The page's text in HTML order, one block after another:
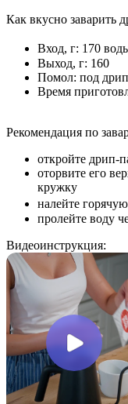
Как вкусно заварить
Вход, г: 170
Выход, г: 160
Помол: под
Время
Рекомендация по
откройте дрип-
оторвите его
кружку
налейте
пролейте воду
Видеоинструкция: